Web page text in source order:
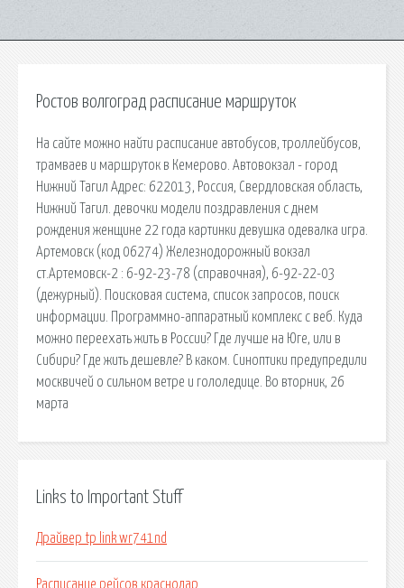
Ростов волгоград расписание маршруток
На сайте можно найти расписание автобусов, троллейбусов,
трамваев и маршруток в Кемерово. Автовокзал - город
Нижний Тагил Адрес: 622013, Россия, Свердловская область,
Нижний Тагил. девочки модели поздравления с днем
рождения женщине 22 года картинки девушка одевалка игра.
Артемовск (код 06274) Железнодорожный вокзал
ст.Артемовск-2 : 6-92-23-78 (справочная), 6-92-22-03
(дежурный). Поисковая сиcтема, список запросов, поиск
информации. Программно-аппаратный комплекс с веб. Куда
можно переехать жить в России? Где лучше на Юге, или в
Сибири? Где жить дешевле? В каком. Синоптики предупредили
москвичей о сильном ветре и гололедице. Во вторник, 26
марта
Links to Important Stuff
Драйвер tp link wr741nd
Расписание рейсов краснодар